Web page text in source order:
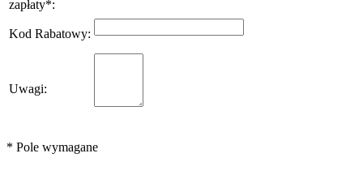
zapłaty*:
Kod Rabatowy:
Uwagi:
* Pole wymagane